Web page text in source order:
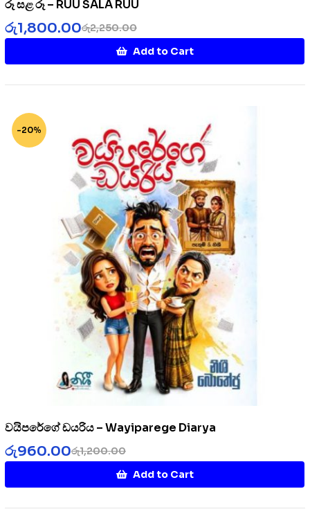
රූ සළ රූ – RUU SALA RUU
රු2,250.00
රු1,800.00
Add to Cart
-20%
වයිපරේගේ ඩයරිය – Wayiparege Diarya
රු1,200.00
රු960.00
Add to Cart